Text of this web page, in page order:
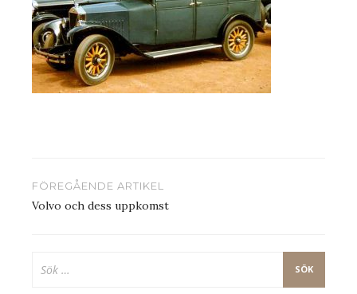
Inläggsnavigering
FÖREGÅENDE ARTIKEL
Volvo och dess uppkomst
efter: